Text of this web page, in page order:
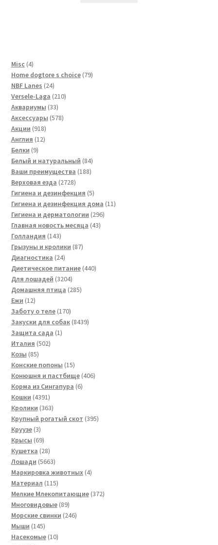
Misc 44
товара
Home dogtore s choice 7979
NBF Lanes 2424
товара
Versele-Laga 210210
Аквариумы 3333
товара
Аксессуары 578578
Акции 918918
товаров
Англия 1212
Белки 99
товаров
Белый и натуральный 8484
товара
Ваши преимущества 188188
Верховая езда 27282728
товаров
Гигиена и дезинфекция 55
товаров
Гигиена и дезинфекция дома 1111
Гигиена и дерматологии 296296
Главная новость месяца 4343
Голландия 143143
товара
Грызуны и кролики 8787
Диагностика 2424
товара
Диетическое питание 440440
Для лошадей 32043204
товара
Домашняя птица 285285
Ежи 1212
товаров
Заботу о теле 170170
товаров
Закуски для собак 84398439
Защита сада 11
Италия 502502
Козы 8585
товаров
Конские попоны 1515
товаров
Конюшня и пастбище 406406
Корма из Сингапура 66
Кошки 43914391
товар
Кролики 363363
товара
Крупный рогатый скот 395395
Круузе 33
товара
Крысы 6969
товаров
Кушетка 2828
товаров
Лошади 56635663
товара
Маркировка животных 44
Материал 115115
товаров
Мелкие Млекопитающие 372372
Многовидовые 8989
товаров
Морские свинки 246246
Мыши 145145
товаров
Насекомые 1010